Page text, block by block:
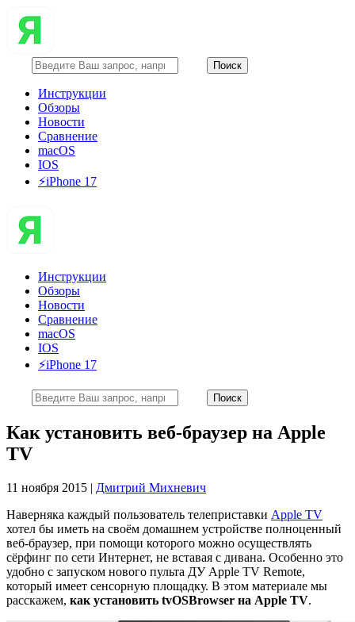
Инструкции
Обзоры
Новости
Сравнение
macOS
IOS
⚡️iPhone 17
Инструкции
Обзоры
Новости
Сравнение
macOS
IOS
⚡️iPhone 17
Как установить веб-браузер на Apple
TV
11 ноября 2015 | Дмитрий Михневич
Наверняка каждый пользователь телеприставки Apple TV
хотел бы иметь на своём домашнем устройстве полноценный
веб-браузер, при помощи которого можно осуществлять
сёрфинг по сети Интернет, не вставая с дивана. Особенно это
удобно с запуском нового пульта ДУ Apple TV Remote,
который имеет сенсорную площадку. В этом материале мы
расскажем, как установить tvOSBrowser на Apple TV.